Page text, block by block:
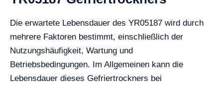
Die erwartete Lebensdauer des YR05187 wird durch
mehrere Faktoren bestimmt, einschließlich der
Nutzungshäufigkeit, Wartung und
Betriebsbedingungen. Im Allgemeinen kann die
Lebensdauer dieses Gefriertrockners bei